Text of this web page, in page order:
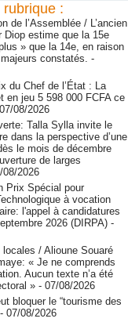
:
de l’Assemblée / L’ancien
Diop estime que la 15e
» que la 14e, en raison
constatés. -
du Chef de l’État : La
en jeu 5 598 000 FCFA ce
08/2026
Talla Sylla invite le
dans la perspective d’une
le mois de décembre
de larges
08/2026
Prix Spécial pour
à vocation
l'appel à candidatures
2026 (DIRPA) -
locales / Alioune Souaré
« Je ne comprends
Aucun texte n’a été
» - 07/08/2026
bloquer le “tourisme des
- 07/08/2026